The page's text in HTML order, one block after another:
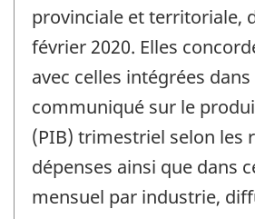
provinciale et territoriale,
février 2020. Elles
avec celles intégrées dans
communiqué sur le
(PIB) trimestriel selon les
dépenses ainsi que dans
mensuel par industrie,